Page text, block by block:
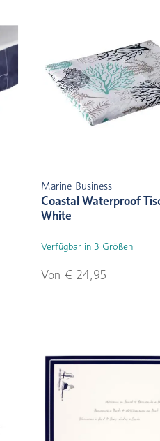
Marine Business
Coastal Waterproof
White
Verfügbar in 3 Größen
Von € 24,95